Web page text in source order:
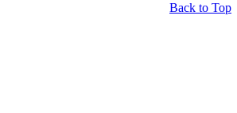
Back to Top